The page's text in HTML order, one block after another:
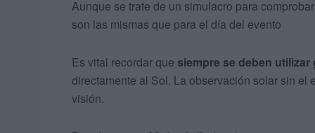
Aunque se trate de un simulacro para
son las mismas que para el día del evento
Es vital recordar que siempre se deben
directamente al Sol. La observación solar sin el
visión.